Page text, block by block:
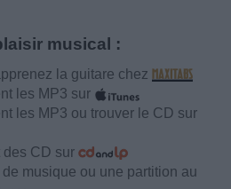
musical :
la guitare chez
les MP3 sur
les MP3 ou trouver le CD sur
des CD sur
musique ou une partition au